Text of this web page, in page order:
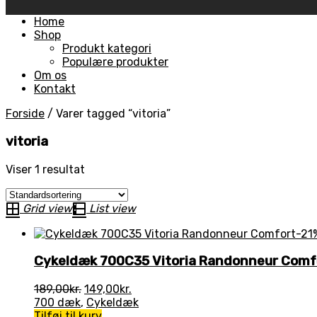
Skip
Home
Shop
Produkt kategori
Populære produkter
Om os
Kontakt
Forside / Varer tagged “vitoria”
vitoria
Viser 1 resultat
Grid view
List view
-
Cykeldæk 700C35 Vitoria Randonneur
189,00kr. Den
oprindelige
149,00kr.
aktuelle
700 dæk, Cykeldæk